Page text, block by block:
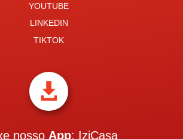
YOUTUBE
LINKEDIN
TIKTOK

nosso App: IziCasa